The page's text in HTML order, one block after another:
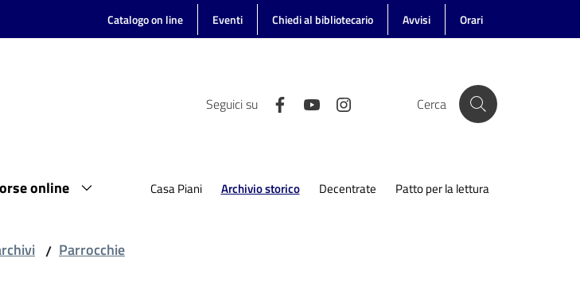
Catalogo on line Eventi Chiedi al bibliotecario Avvisi Orari
Seguici su Cerca
online Casa Piani Archivio storico
Menu selezionato Decentrate Patto per la lettura
/ Parrocchie